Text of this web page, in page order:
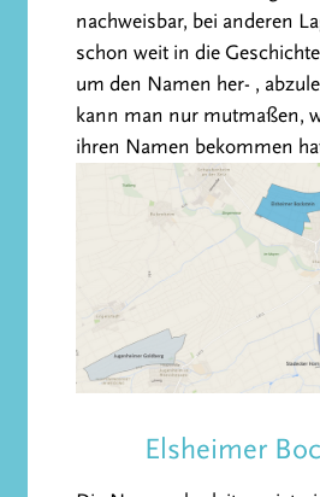
nachweisbar, bei anderen
schon weit in die
um den Namen her- ,
kann man nur mutmaßen,
ihren Namen bekommen
Elsheimer